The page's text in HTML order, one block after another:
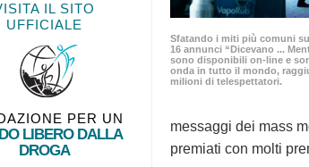
Sfatando i miti più comuni
16 annunci “Dicevano ...
sono disponibili on-line e
onda in tutto il mondo,
milioni di telespettatori.
messaggi dei mass
premiati con molti
IL SITO
UFFICIALE
PER UN
LIBERO DALLA
DROGA